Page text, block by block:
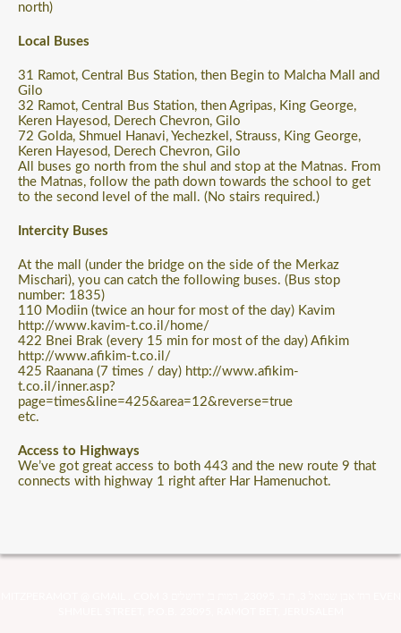
north)
Local Buses
31 Ramot, Central Bus Station, then Begin to Malcha Mall and
Gilo
32 Ramot, Central Bus Station, then Agripas, King George,
Keren Hayesod, Derech Chevron, Gilo
72 Golda, Shmuel Hanavi, Yechezkel, Strauss, King George,
Keren Hayesod, Derech Chevron, Gilo
All buses go north from the shul and stop at the Matnas. From
the Matnas, follow the path down towards the school to get
to the second level of the mall. (No stairs required.)
Intercity Buses
At the mall (under the bridge on the side of the Merkaz
Mischari), you can catch the following buses. (Bus stop
number: 1835)
110 Modiin (twice an hour for most of the day) Kavim
http://www.kavim-t.co.il/home/
422 Bnei Brak (every 15 min for most of the day) Afikim
http://www.afikim-t.co.il/
425 Raanana (7 times / day) http://www.afikim-
t.co.il/inner.asp?
page=times&line=425&area=12&reverse=true
etc.
Access to Highways
We’ve got great access to both 443 and the new route 9 that
connects with highway 1 right after Har Hamenuchot.